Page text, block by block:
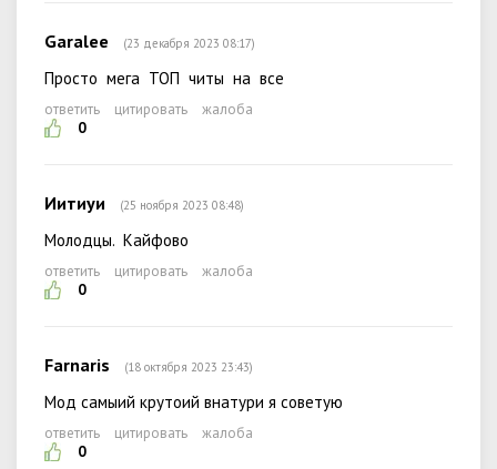
Garalee (23 декабря 2023 08:17)
Просто мега ТОП читы на все
ответить цитировать
жалоба
0
Иитиуи (25 ноября 2023 08:48)
Молодцы. Кайфово
ответить цитировать
жалоба
0
Farnaris (18 октября 2023 23:43)
Мод самыий крутоий внатури я советую
ответить цитировать
жалоба
0